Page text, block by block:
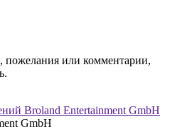
пожелания или комментарии,
GmbH